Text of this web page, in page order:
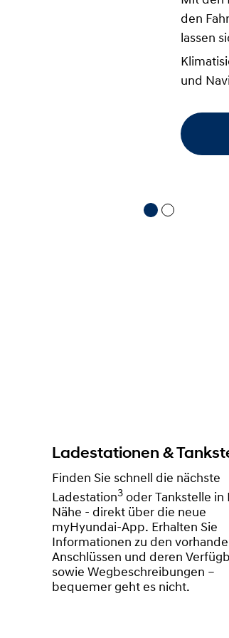
den
lassen
und
Ladestationen &
Finden Sie schnell die nächste
Ladestation3 oder Tankstelle in
Nähe - direkt über die neue
myHyundai-App. Erhalten Sie
Informationen zu den
Anschlüssen und deren
sowie Wegbeschreibungen –
bequemer geht es nicht.